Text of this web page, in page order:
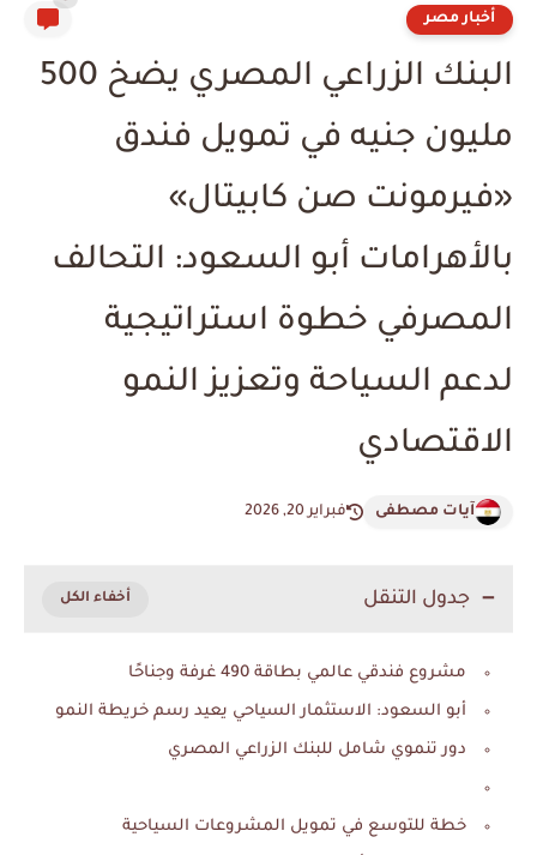
أخبار مصر
البنك الزراعي المصري يضخ 500
مليون جنيه في تمويل فندق
«فيرمونت صن كابيتال»
بالأهرامات أبو السعود: التحالف
المصرفي خطوة استراتيجية
لدعم السياحة وتعزيز النمو
الاقتصادي
آيات مصطفى فبراير 20, 2026
جدول التنقل
مشروع فندقي عالمي بطاقة 490 غرفة وجناحًا
أبو السعود: الاستثمار السياحي يعيد رسم خريطة النمو
دور تنموي شامل للبنك الزراعي المصري
خطة للتوسع في تمويل المشروعات السياحية